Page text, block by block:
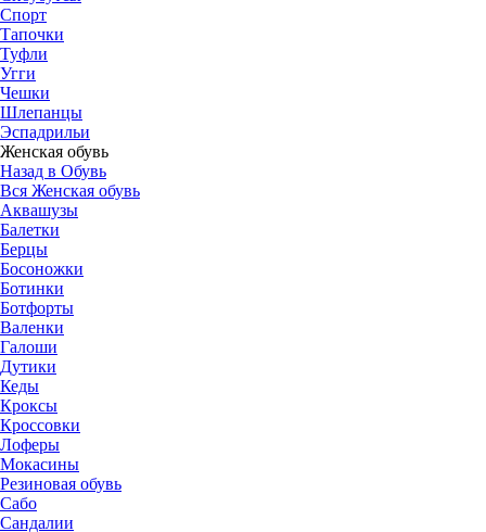
Спорт
Тапочки
Туфли
Угги
Чешки
Шлепанцы
Эспадрильи
Женская обувь
Назад в Обувь
Вся Женская обувь
Аквашузы
Балетки
Берцы
Босоножки
Ботинки
Ботфорты
Валенки
Галоши
Дутики
Кеды
Кроксы
Кроссовки
Лоферы
Мокасины
Резиновая обувь
Сабо
Сандалии